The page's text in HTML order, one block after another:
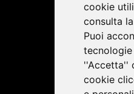
cookie
consulta
Puoi
''Accetta''
cookie